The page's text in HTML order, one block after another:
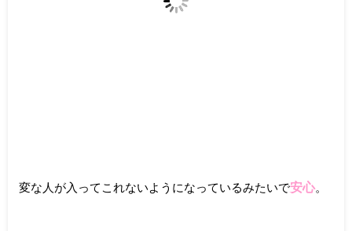
変な人が入ってこれないようになっているみたいで安心。